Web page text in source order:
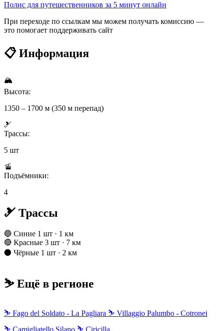
Полис для путешественников за 5 минут онлайн
При переходе по ссылкам мы можем получать комиссию —
это помогает поддерживать сайт
📋 Информация
🏔
Высота:
1350 – 1700 м (350 м перепад)
🎿
Трассы:
5 шт
🚡
Подъёмники:
4
🎿 Трассы
🔵 Синие 1 шт · 1 км
🔴 Красные 3 шт · 7 км
⚫ Чёрные 1 шт · 2 км
⛷️ Ещё в регионе
⛷ Fago del Soldato - La Pagliara ⛷ Villaggio Palumbo - Cotronei
⛷ Camigliatello Silano ⛷ Ciricilla